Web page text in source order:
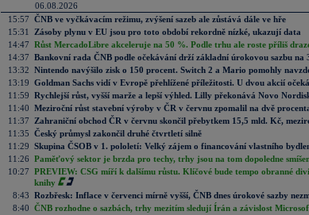
06.08.2026
15:57 ČNB ve vyčkávacím režimu, zvýšení sazeb ale zůstává dále ve hře
15:31
Zásoby plynu v EU jsou pro toto období rekordně nízké, ukazují data
14:47 Růst MercadoLibre akceleruje na 50 %. Podle trhu ale roste příliš
14:37 Bankovní rada ČNB podle očekávání drží základní úrokovou sazbu na
13:32 Nintendo navýšilo zisk o 150 procent. Switch 2 a Mario pomohly
13:19 Goldman Sachs vidí v Evropě přehlížené příležitosti. U dvou akcií
11:59 Rychlejší růst, vyšší marže a lepší výhled. Lilly překonává Novo
11:40 Meziroční růst stavební výroby v ČR v červnu zpomalil na dvě
11:37
Zahraniční obchod ČR v červnu skončil přebytkem 15,5 mld. Kč,
11:35 Český průmysl zakončil druhé čtvrtletí silně
11:29 Skupina ČSOB v 1. pololetí: Velký zájem o financování vlastního
11:26 Paměťový sektor je brzda pro techy, trhy jsou na tom dopoledne
10:27 PREVIEW: CSG míří k dalšímu růstu. Klíčové bude tempo obranné
knihy
8:43 Rozbřesk: Inflace v červenci mírně vyšší, ČNB dnes úrokové sazby
8:40 ČNB rozhodne o sazbách, trhy mezitím sledují Írán a závislost